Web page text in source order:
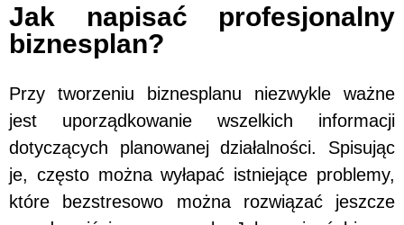
Jak napisać profesjonalny
biznesplan?
Przy tworzeniu biznesplanu niezwykle ważne
jest uporządkowanie wszelkich informacji
dotyczących planowanej działalności. Spisując
je, często można wyłapać istniejące problemy,
które bezstresowo można rozwiązać jeszcze